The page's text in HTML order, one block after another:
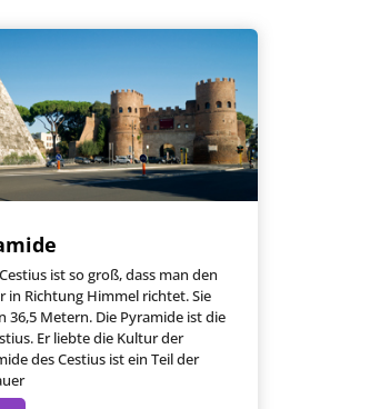
ist so groß, dass man den
in Richtung Himmel richtet. Sie
36,5 Metern. Die Pyramide ist die
Er liebte die Kultur der
des Cestius ist ein Teil der